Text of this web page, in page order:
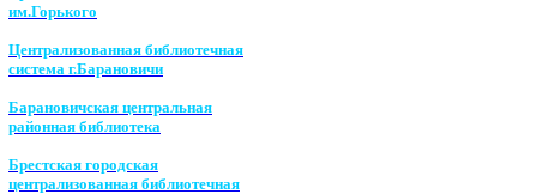
им.Горького
Централизованная библиотечная
система г.Барановичи
Барановичская центральная
районная библиотека
Брестская городская
централизованная библиотечная